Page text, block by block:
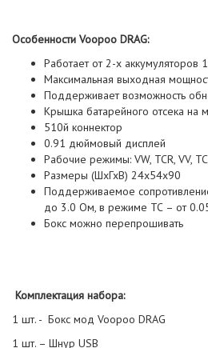
Особенности Voopoo DRAG:
Работает от 2-х аккумуляторов
Максимальная выходная
Поддерживает возможность
Крышка батарейного отсека на
510й коннектор
0.91 дюймовый дисплей
Рабочие режимы: VW, TCR, VV,
Размеры (ШхГхВ) 24х54х90
Поддерживаемое
до 3.0 Ом, в режиме ТС – от
Бокс можно перепрошивать
Комплектация набора:
1 шт. - Бокс мод Voopoo DRAG
1 шт. – Шнур USB